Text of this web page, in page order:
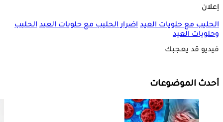
إعلان
الحليب مع حلويات العيد اضرار الحليب مع حلويات العيد الحليب
وحلويات العيد
فيديو قد يعجبك
أحدث الموضوعات